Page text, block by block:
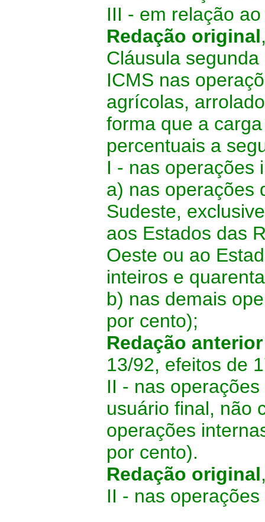
III - em relação
Redação original
Cláusula
ICMS nas
agrícolas,
forma que a
percentuais a
I - nas operações
a) nas operações
Sudeste,
aos Estados das
Oeste ou ao
inteiros e
b) nas demais
por cento);
Redação
13/92, efeitos de
II - nas
usuário final, não
operações
por cento).
Redação original
II - nas